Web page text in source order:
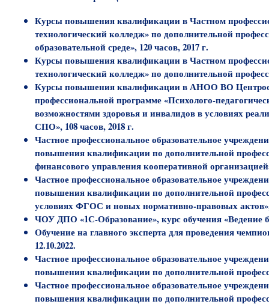
Курсы повышения квалификации в Частном
технологический колледж» по дополнительной
образовательной среде», 120 часов, 2017 г.
Курсы повышения квалификации в Частном
технологический колледж» по дополнительной
Курсы повышения квалификации в АНОО ВО
профессиональной программе «Психолого-
возможностями здоровья и инвалидов в условиях
СПО», 108 часов, 2018 г.
Частное профессиональное образовательное
повышения квалификации по дополнительной
финансового управления кооперативной
Частное профессиональное образовательное
повышения квалификации по дополнительной
условиях ФГОС и новых нормативно-правовых актов»,
ЧОУ ДПО «1С-Образование», курс обучения «Ведение
Обучение на главного эксперта для проведения
12.10.2022.
Частное профессиональное образовательное
повышения квалификации по дополнительной
Частное профессиональное образовательное
повышения квалификации по дополнительной